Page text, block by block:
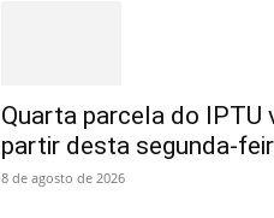
Quarta parcela do IPTU
partir desta segunda-
8 de agosto de 2026